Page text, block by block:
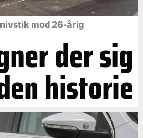
mod 26-årig
der sig
historie